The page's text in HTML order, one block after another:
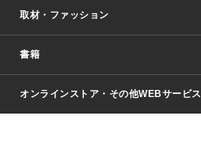
少年マンガ
Vジャンプ
週刊ヤングジャンプ
少女マンガ
取材・ファッション
Seventeen
芸能・情報・スポーツ
書籍
文芸・文庫・総合
オンラインストア・その他WEBサービス